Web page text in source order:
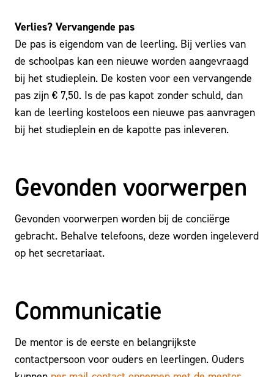
Verlies? Vervangende pas
De pas is eigendom van de leerling. Bij verlies van
de schoolpas kan een nieuwe worden aangevraagd
bij het studieplein. De kosten voor een vervangende
pas zijn € 7,50. Is de pas kapot zonder schuld, dan
kan de leerling kosteloos een nieuwe pas aanvragen
bij het studieplein en de kapotte pas inleveren.
Gevonden voorwerpen
Gevonden voorwerpen worden bij de conciërge
gebracht. Behalve telefoons, deze worden ingeleverd
op het secretariaat.
Communicatie
De mentor is de eerste en belangrijkste
contactpersoon voor ouders en leerlingen. Ouders